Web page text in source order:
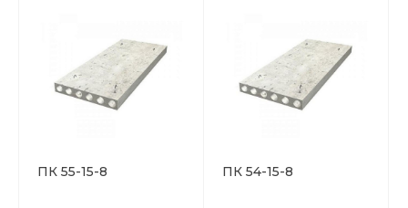
ПК 55-15-8 ПК 54-15-8